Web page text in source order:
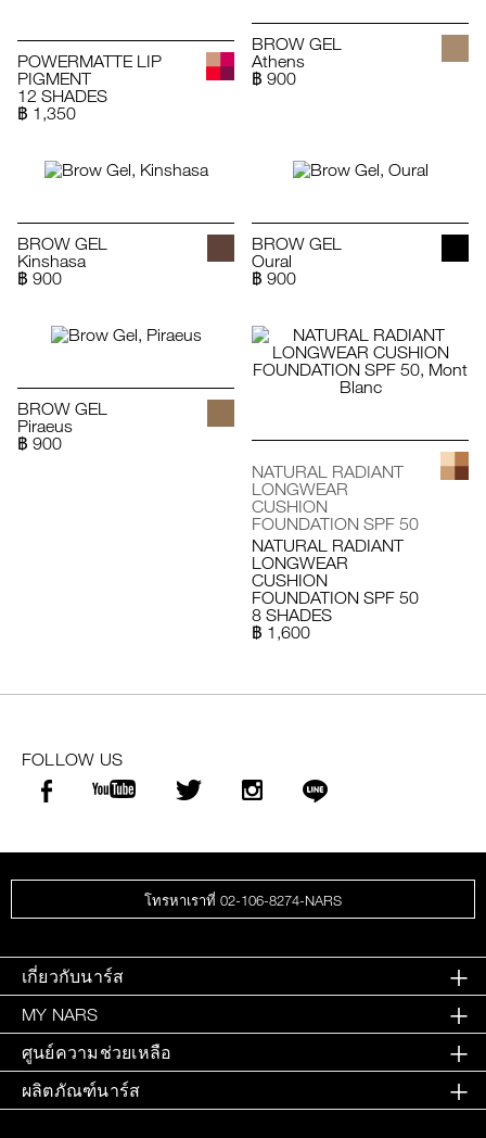
POWERMATTE LIP
PIGMENT
12 SHADES
฿ 1,350
BROW GEL
Athens
฿ 900
BROW GEL
Kinshasa
฿ 900
BROW GEL
Oural
฿ 900
BROW GEL
Piraeus
฿ 900
NATURAL RADIANT
LONGWEAR
CUSHION
FOUNDATION SPF 50
NATURAL RADIANT
LONGWEAR
CUSHION
FOUNDATION SPF 50
8 SHADES
฿ 1,600
FOLLOW US
โทรหาเราที่ 02-106-8274-NARS
เกี่ยวกับนาร์ส
MY NARS
ศูนย์ความช่วยเหลือ
ผลิตภัณฑ์นาร์ส